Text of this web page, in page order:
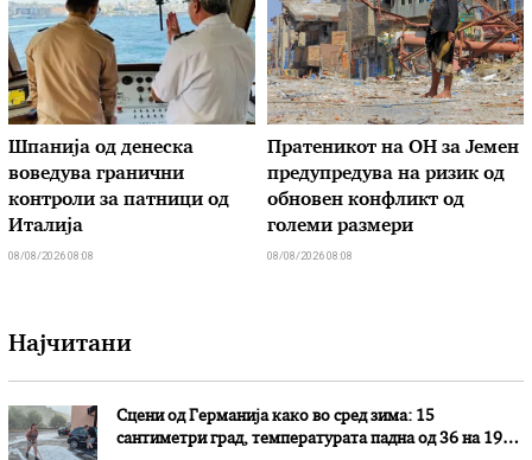
Шпанија од денеска
воведува гранични
контроли за патници од
Италија
08/08/2026 08:08
Пратеникот на ОН за Јемен
предупредува на ризик од
обновен конфликт од
големи размери
08/08/2026 08:08
Најчитани
Сцени од Германија како во сред зима: 15
сантиметри град, температурата падна од 36 на 19